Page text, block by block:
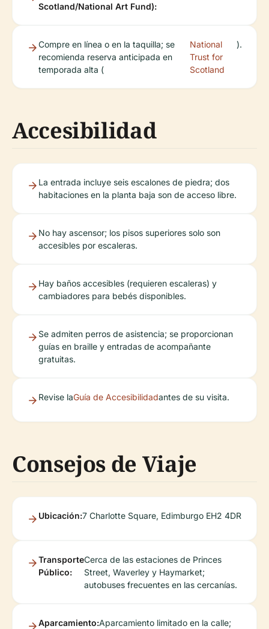
Scotland/National Art Fund):
Compre en línea o en la taquilla; se
recomienda reserva anticipada en
temporada alta (
National
Trust for
Scotland
).
Accesibilidad
La entrada incluye seis escalones de piedra; dos
habitaciones en la planta baja son de acceso libre.
No hay ascensor; los pisos superiores solo son
accesibles por escaleras.
Hay baños accesibles (requieren escaleras) y
cambiadores para bebés disponibles.
Se admiten perros de asistencia; se proporcionan
guías en braille y entradas de acompañante
gratuitas.
Revise laGuía de Accesibilidadantes de su visita.
Consejos de Viaje
Ubicación:7 Charlotte Square, Edimburgo EH2 4DR
Transporte
Público:
Cerca de las estaciones de Princes
Street, Waverley y Haymarket;
autobuses frecuentes en las cercanías.
Aparcamiento:Aparcamiento limitado en la calle;